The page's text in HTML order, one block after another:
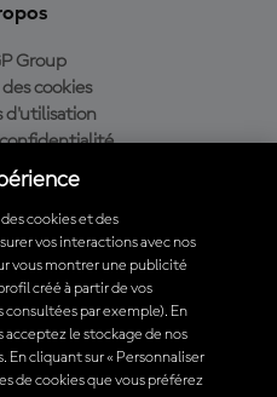
Group
cookies
d'utilisation
d’achat
du MotoGP™
cookies et des
vos interactions avec nos
vous montrer une publicité
créé à partir de vos
consultées par exemple). En
acceptez le stockage de nos
En cliquant sur « Personnaliser
de cookies que vous préférez